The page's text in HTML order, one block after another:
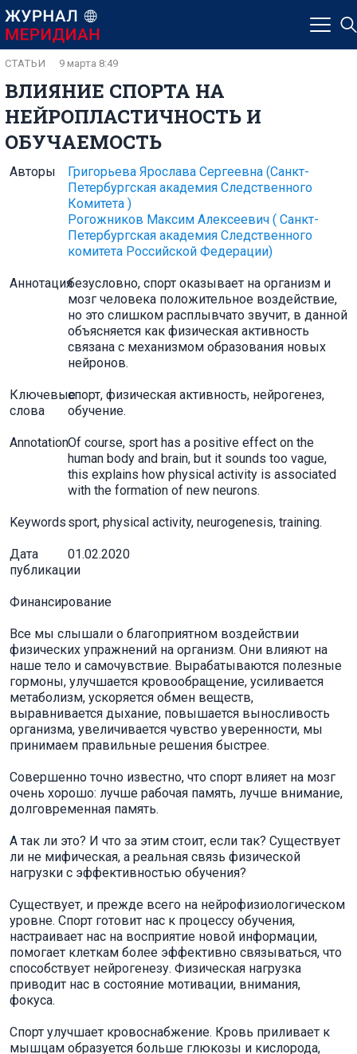
ВЛИЯНИЕ СПОРТА НА
НЕЙРОПЛАСТИЧНОСТЬ И
ОБУЧАЕМОСТЬ
СТАТЬИ 9 марта 8:49
Авторы Григорьева Ярослава Сергеевна (Санкт-
Петербургская академия Следственного
Комитета )
Рогожников Максим Алексеевич ( Санкт-
Петербургская академия Следственного
комитета Российской Федерации)
Аннотациябезусловно, спорт оказывает на организм и
мозг человека положительное воздействие,
но это слишком расплывчато звучит, в данной
объясняется как физическая активность
связана с механизмом образования новых
нейронов.
Ключевые
слова
спорт, физическая активность, нейрогенез,
обучение.
AnnotationOf course, sport has a positive effect on the
human body and brain, but it sounds too vague,
this explains how physical activity is associated
with the formation of new neurons.
Keywords sport, physical activity, neurogenesis, training.
Дата
публикации
01.02.2020
Финансирование
Все мы слышали о благоприятном воздействии
физических упражнений на организм. Они влияют на
наше тело и самочувствие. Вырабатываются полезные
гормоны, улучшается кровообращение, усиливается
метаболизм, ускоряется обмен веществ,
выравнивается дыхание, повышается выносливость
организма, увеличивается чувство уверенности, мы
принимаем правильные решения быстрее.
Совершенно точно известно, что спорт влияет на мозг
очень хорошо: лучше рабочая память, лучше внимание,
долговременная память.
А так ли это? И что за этим стоит, если так? Существует
ли не мифическая, а реальная связь физической
нагрузки с эффективностью обучения?
Существует, и прежде всего на нейрофизиологическом
уровне. Спорт готовит нас к процессу обучения,
настраивает нас на восприятие новой информации,
помогает клеткам более эффективно связываться, что
способствует нейрогенезу. Физическая нагрузка
приводит нас в состояние мотивации, внимания,
фокуса.
Спорт улучшает кровоснабжение. Кровь приливает к
мышцам образуется больше глюкозы и кислорода,